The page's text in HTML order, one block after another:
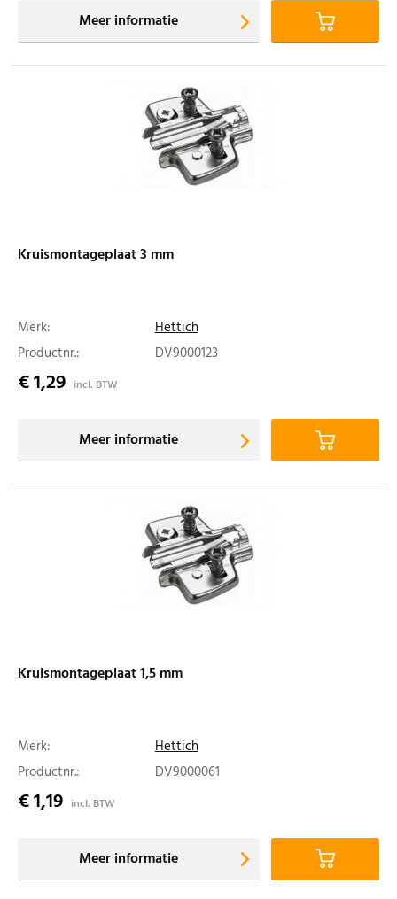
Meer informatie
Kruismontageplaat 3 mm
Merk:
Hettich
Productnr.:
DV9000123
€ 1,29 incl. BTW
Meer informatie
Kruismontageplaat 1,5 mm
Merk:
Hettich
Productnr.:
DV9000061
€ 1,19 incl. BTW
Meer informatie